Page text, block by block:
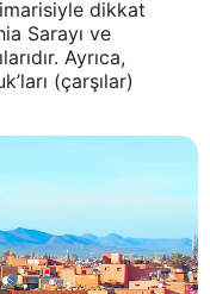
dikkat
Sarayı ve
Ayrıca,
(çarşılar)